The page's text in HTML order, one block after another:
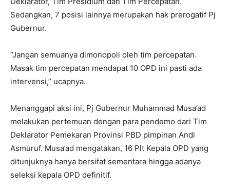
Sedangkan, 7 posisi lainnya merupakan hak prerogatif Pj
Gubernur.
“Jangan semuanya dimonopoli oleh tim percepatan.
Masak tim percepatan mendapat 10 OPD ini pasti ada
intervensi,” ucapnya.
Menanggapi aksi ini, Pj Gubernur Muhammad Musa’ad
melakukan pertemuan dengan para pendemo dari Tim
Deklarator Pemekaran Provinsi PBD pimpinan Andi
Asmuruf. Musa’ad mengatakan, 16 Plt Kepala OPD yang
ditunjuknya hanya bersifat sementara hingga adanya
seleksi kepala OPD definitif.